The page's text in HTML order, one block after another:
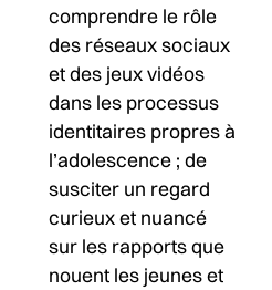
comprendre le rôle
des réseaux sociaux
et des jeux vidéos
dans les processus
identitaires propres à
l’adolescence ; de
susciter un regard
curieux et nuancé
sur les rapports que
nouent les jeunes et